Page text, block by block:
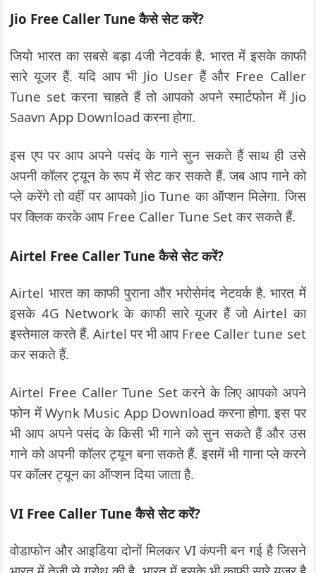
Jio Free Caller Tune कैसे सेट करें?
जियो भारत का सबसे बड़ा 4जी नेटवर्क है. भारत में इसके काफी
सारे यूजर हैं. यदि आप भी Jio User हैं और Free Caller
Tune set करना चाहते हैं तो आपको अपने स्मार्टफोन में Jio
Saavn App Download करना होगा.
इस एप पर आप अपने पसंद के गाने सुन सकते हैं साथ ही उसे
अपनी कॉलर ट्यून के रूप में सेट कर सकते हैं. जब आप गाने को
प्ले करेंगे तो वहीं पर आपको Jio Tune का ऑप्शन मिलेगा. जिस
पर क्लिक करके आप Free Caller Tune Set कर सकते हैं.
Airtel Free Caller Tune कैसे सेट करें?
Airtel भारत का काफी पुराना और भरोसेमंद नेटवर्क है. भारत में
इसके 4G Network के काफी सारे यूजर हैं जो Airtel का
इस्तेमाल करते हैं. Airtel पर भी आप Free Caller tune set
कर सकते हैं.
Airtel Free Caller Tune Set करने के लिए आपको अपने
फोन में Wynk Music App Download करना होगा. इस पर
भी आप अपने पसंद के किसी भी गाने को सुन सकते हैं और उस
गाने को अपनी कॉलर ट्यून बना सकते हैं. इसमें भी गाना प्ले करने
पर कॉलर ट्यून का ऑप्शन दिया जाता है.
VI Free Caller Tune कैसे सेट करें?
वोडाफोन और आइडिया दोनों मिलकर VI कंपनी बन गई है जिसने